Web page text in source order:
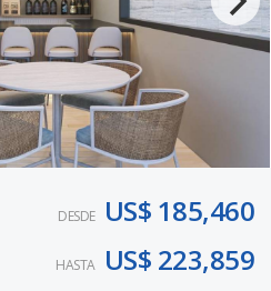
DESDE US$ 185,460
HASTA US$ 223,859